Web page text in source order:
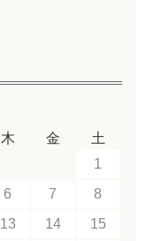
木 金
土
1
6 7
8
13 14
15